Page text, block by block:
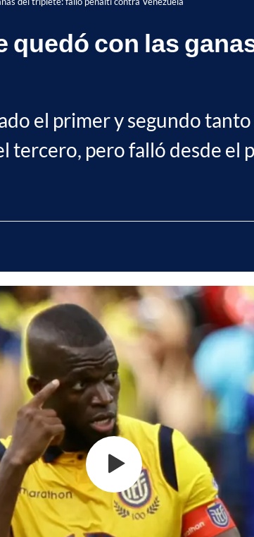
quedó con las
el primer y segundo
tercero, pero falló desde el